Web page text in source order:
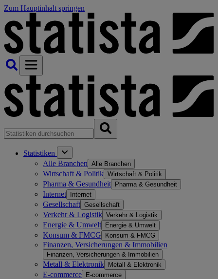
Zum Hauptinhalt springen
Statistiken
Alle Branchen Alle Branchen
Wirtschaft & Politik Wirtschaft & Politik
Pharma & Gesundheit Pharma & Gesundheit
Internet Internet
Gesellschaft Gesellschaft
Verkehr & Logistik Verkehr & Logistik
Energie & Umwelt Energie & Umwelt
Konsum & FMCG Konsum & FMCG
Finanzen, Versicherungen & Immobilien
Finanzen, Versicherungen & Immobilien
Metall & Elektronik Metall & Elektronik
E-commerce E-commerce